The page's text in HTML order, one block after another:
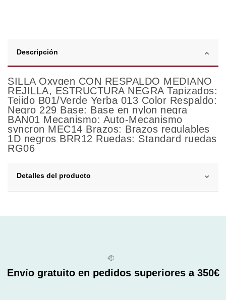
Descripción
SILLA Oxygen CON RESPALDO MEDIANO
REJILLA, ESTRUCTURA NEGRA Tapizados:
Tejido B01/Verde Yerba 013 Color Respaldo:
Negro 229 Base: Base en nylon negra
BAN01 Mecanismo: Auto-Mecanismo
syncron MEC14 Brazos: Brazos regulables
1D negros BRR12 Ruedas: Standard ruedas
RG06
Detalles del producto
Envío gratuito en pedidos superiores a 350€